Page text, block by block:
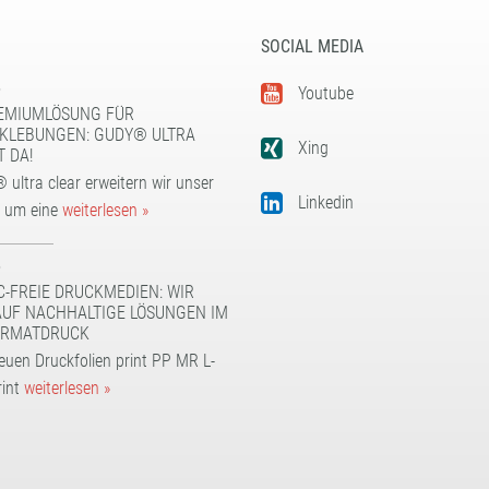
FÜR
GUDY® ULTRA
DA!
ultra clear erweitern wir unser
eine weiterlesen »
FREIE DRUCKMEDIEN: WIR
NACHHALTIGE LÖSUNGEN IM
Druckfolien print PP MR L-
weiterlesen »
SOCIAL MEDIA
Youtube
Xing
Linkedin